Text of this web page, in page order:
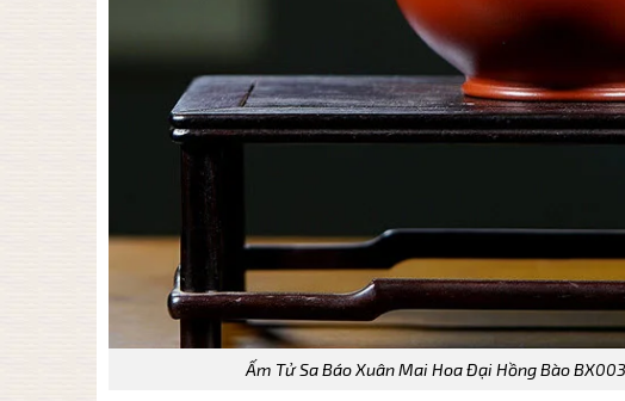
Ấm Tử Sa Báo Xuân Mai Hoa Đại Hồng Bào